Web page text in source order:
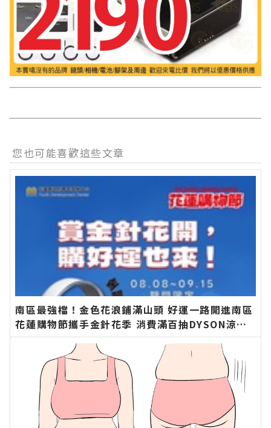
您也可能喜歡這些文章
南區最強檔！金色花浪鋪滿山頭 好運一路開進南區
花蓮購物節攜手金針花季 消費滿百抽DYSON涼感
風扇∣花蓮新聞網官方網站各類新聞－最快速的今
日新聞報導 最新的在地資訊！